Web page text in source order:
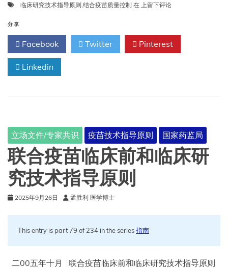
临床研究技术指导原则,结合疫苗质量控制 在 结
苗
质
量
究
技
术
指
导
上留下评论
分享
Facebook Twitter Pinterest
Linkedin
立场文件/专家共识 疫苗技术指导原则 国家药监局
联合疫苗临床前和临床研
究技术指导原则
2025年9月26日 孟胜利 医学博士
This entry is part 79 of 234 in the series指南
二00五年十月 联合疫苗临床前和临床研究技术指导原则